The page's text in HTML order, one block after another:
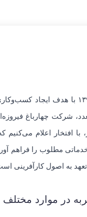
موسس برند آنامیوِس، میثم کاظمیان، در
شرکت چهارباغ
با افتخار اعلام
مطلوب را فراهم
به اصول کارآفرینی